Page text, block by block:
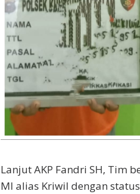
Lanjut AKP Fandri SH, Tim
MI alias Kriwil dengan